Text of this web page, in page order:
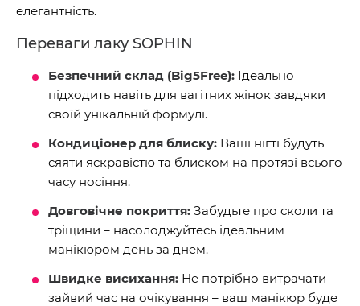
елегантність.
Переваги лаку SOPHIN
Безпечний склад (Big5Free): Ідеально
підходить навіть для вагітних жінок завдяки
своїй унікальній формулі.
Кондиціонер для блиску: Ваші нігті будуть
сяяти яскравістю та блиском на протязі всього
часу носіння.
Довговічне покриття: Забудьте про сколи та
тріщини – насолоджуйтесь ідеальним
манікюром день за днем.
Швидке висихання: Не потрібно витрачати
зайвий час на очікування – ваш манікюр буде